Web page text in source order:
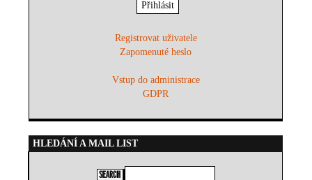
Registrovat uživatele
Zapomenuté heslo
Vstup do administrace
GDPR
HLEDÁNÍ A MAIL LIST